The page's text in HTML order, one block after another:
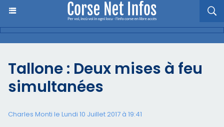
Tallone : Deux mises à feu
simultanées
Charles Monti le Lundi 10 Juillet 2017 à 19:41